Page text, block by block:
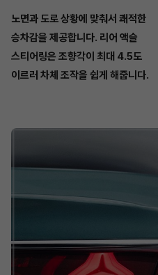
노면과 도로 상황에 맞춰서 쾌적한
승차감을 제공합니다. 리어 액슬
스티어링은 조향각이 최대 4.5도
이르러 차체 조작을 쉽게 해줍니다.